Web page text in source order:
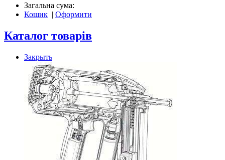
Загальна сума:
Кошик | Оформити
Каталог товарів
Закрыть